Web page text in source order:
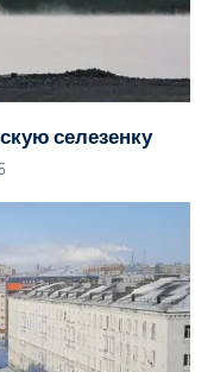
селезенку